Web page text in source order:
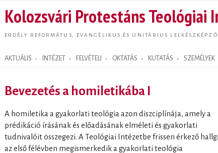
Kolozsvári Protestáns Teológiai
ERDÉLY REFORMÁTUS, EVANGÉLIKUS ÉS UNITÁRIUS LELKÉSZKÉPZŐ
AKTUÁLIS INTÉZET FELVÉTELI OKTATÁS KUTATÁS SZEMÉLYEK
Search form
Bevezetés a homiletikába I
A homiletika a gyakorlati teológia azon diszciplínája, amely a
prédikáció írásának és előadásának elméleti és gyakorlati
tudnivalóit összegezi. A Teológiai Intézetbe frissen érkező
az első félévben megismerkedik a gyakorlati teológia